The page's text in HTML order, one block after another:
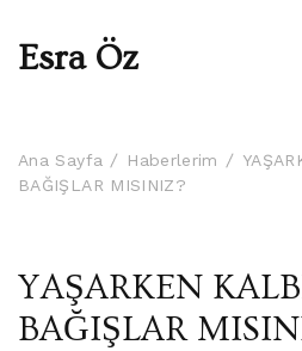
Esra Öz
Ana Sayfa Haberlerim
BAĞIŞLAR MISINIZ?
YAŞARKEN
BAĞIŞLAR